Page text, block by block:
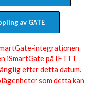
av GATE
integrationen
iSmartGate på IFTTT
efter detta datum.
som detta kan